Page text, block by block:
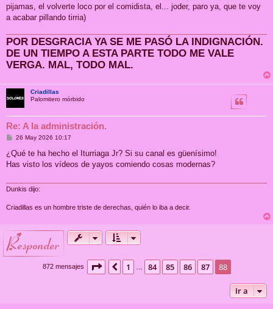
pijamas, el volverte loco por el comidista, el... joder, paro ya, que te voy
a acabar pillando tirria)
POR DESGRACIA YA SE ME PASÓ LA INDIGNACIÓN.
DE UN TIEMPO A ESTA PARTE TODO ME VALE
VERGA. MAL, TODO MAL.
Criadillas
Palomitero mórbido
Re: A la administración.
M
n
s
a
26 May 2026 10:17
¿Qué te ha hecho el Iturriaga Jr? Si su canal es güenísimo!
Has visto los vídeos de yayos comiendo cosas modernas?
Dunkis dijo:
Criadillas es un hombre triste de derechas, quién lo iba a decir.
responder
872 mensajes Página 88de88
Anterior
1 84 85 86 87 88
Ir a